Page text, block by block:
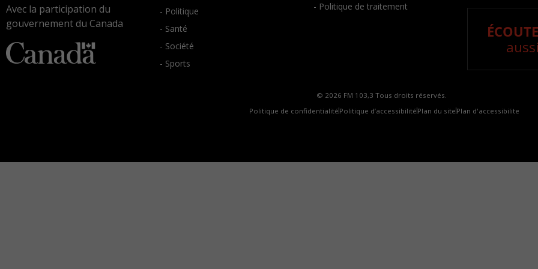
Avec la participation du
gouvernement du Canada
- Politique
- Santé
- Société
- Sports
- Politique de traitement
© 2026 FM 103,3 Tous droits réservés.
Politique de confidentialité Politique d’accessibilité Plan du site Plan d'accessibilite